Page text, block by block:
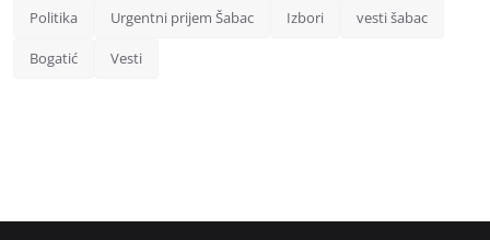
Politika Urgentni prijem Šabac Izbori vesti šabac
Bogatić Vesti